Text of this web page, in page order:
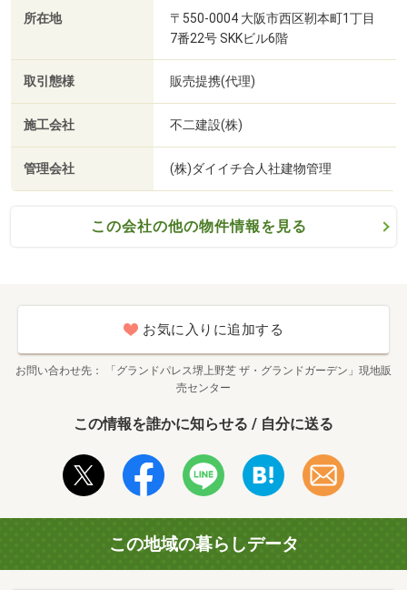
所在地
〒550-0004 大阪市西区靭本町1丁目
7番22号 SKKビル6階
取引態様 販売提携(代理)
施工会社 不二建設(株)
管理会社 (株)ダイイチ合人社建物管理
この会社の他の物件情報を見る
お気に入りに追加する
お問い合わせ先
「グランドパレス堺上野芝 ザ・グランドガーデン」現地販
売センター
この情報を誰かに知らせる / 自分に送る
この地域の暮らしデータ